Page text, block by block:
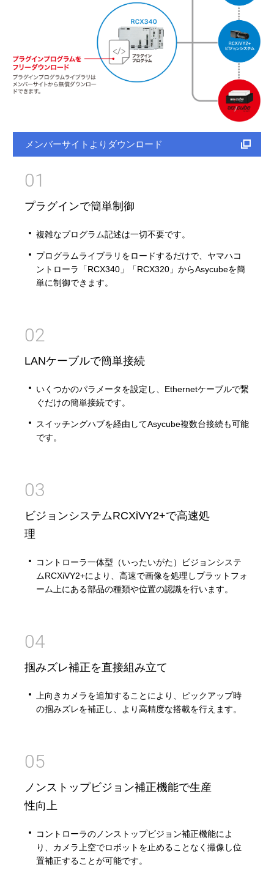
メンバーサイトよりダウンロード
01
プラグインで簡単制御
複雑なプログラム記述は一切不要です。
プログラムライブラリをロードするだけで、ヤマハコ
ントローラ「RCX340」「RCX320」からAsycubeを簡
単に制御できます。
02
LANケーブルで簡単接続
いくつかのパラメータを設定し、Ethernetケーブルで繋
ぐだけの簡単接続です。
スイッチングハブを経由してAsycube複数台接続も可能
です。
03
ビジョンシステムRCXiVY2+で高速処
理
コントローラ一体型（いったいがた）ビジョンシステ
ムRCXiVY2+により、高速で画像を処理しプラットフォ
ーム上にある部品の種類や位置の認識を行います。
04
掴みズレ補正を直接組み立て
上向きカメラを追加することにより、ピックアップ時
の掴みズレを補正し、より高精度な搭載を行えます。
05
ノンストップビジョン補正機能で生産
性向上
コントローラのノンストップビジョン補正機能によ
り、カメラ上空でロボットを止めることなく撮像し位
置補正することが可能です。